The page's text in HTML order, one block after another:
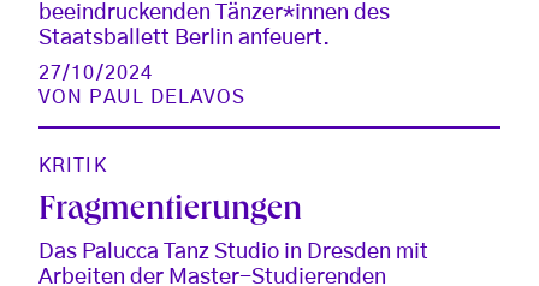
beeindruckenden Tänzer*innen des
Staatsballett Berlin anfeuert.
27/10/2024
VON
PAUL DELAVOS
KRITIK
Fragmentierungen
Das Palucca Tanz Studio in Dresden mit
Arbeiten der Master-Studierenden